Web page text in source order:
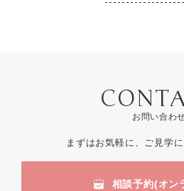
お問い合わ
まずはお気軽に、ご見学
相談予約(オン